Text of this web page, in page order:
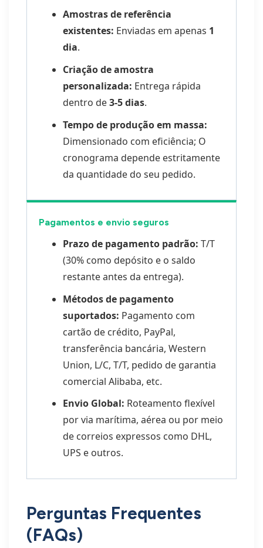
Amostras de referência
existentes: Enviadas em apenas 1
dia.
Criação de amostra
personalizada: Entrega rápida
dentro de3-5 dias.
Tempo de produção em massa:
Dimensionado com eficiência; O
cronograma depende estritamente
da quantidade do seu pedido.
Pagamentos e envio seguros
Prazo de pagamento padrão: T/T
(30% como depósito e o saldo
restante antes da entrega).
Métodos de pagamento
suportados: Pagamento com
cartão de crédito, PayPal,
transferência bancária, Western
Union, L/C, T/T, pedido de garantia
comercial Alibaba, etc.
Envio Global: Roteamento flexível
por via marítima, aérea ou por meio
de correios expressos como DHL,
UPS e outros.
Perguntas Frequentes
(FAQs)